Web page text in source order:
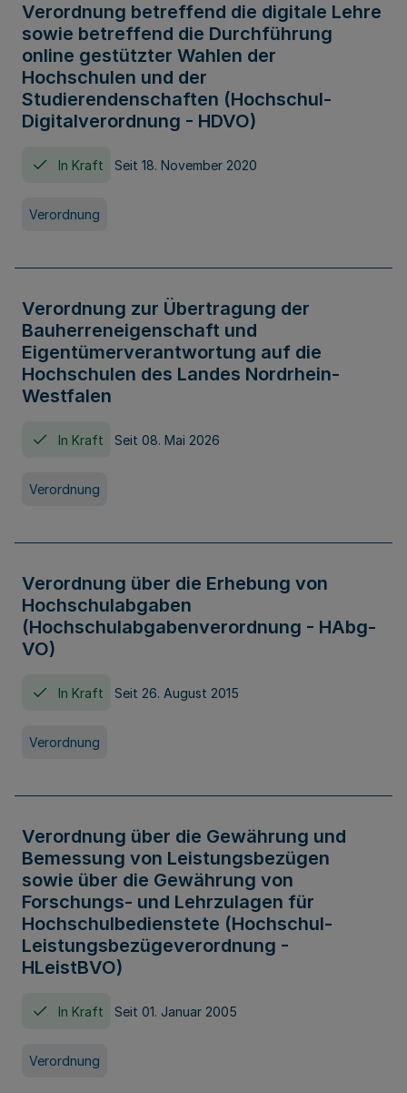
Verordnung betreffend die digitale Lehre
sowie betreffend die Durchführung
online gestützter Wahlen der
Hochschulen und der
Studierendenschaften (Hochschul-
Digitalverordnung - HDVO)
In Kraft Seit 18. November 2020
Verordnung
Verordnung zur Übertragung der
Bauherreneigenschaft und
Eigentümerverantwortung auf die
Hochschulen des Landes Nordrhein-
Westfalen
In Kraft Seit 08. Mai 2026
Verordnung
Verordnung über die Erhebung von
Hochschulabgaben
(Hochschulabgabenverordnung - HAbg-
VO)
In Kraft Seit 26. August 2015
Verordnung
Verordnung über die Gewährung und
Bemessung von Leistungsbezügen
sowie über die Gewährung von
Forschungs- und Lehrzulagen für
Hochschulbedienstete (Hochschul-
Leistungsbezügeverordnung -
HLeistBVO)
In Kraft Seit 01. Januar 2005
Verordnung